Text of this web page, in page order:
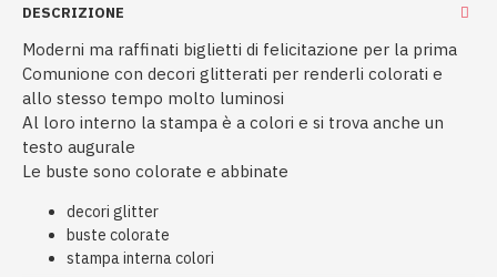
DESCRIZIONE
Moderni ma raffinati biglietti di felicitazione per la prima
Comunione con decori glitterati per renderli colorati e
allo stesso tempo molto luminosi
Al loro interno la stampa è a colori e si trova anche un
testo augurale
Le buste sono colorate e abbinate
decori glitter
buste colorate
stampa interna colori